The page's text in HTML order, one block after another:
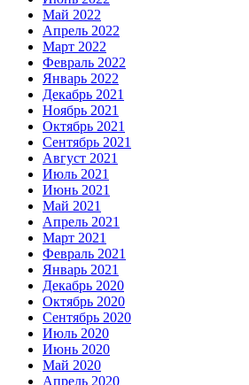
Май 2022
Апрель 2022
Март 2022
Февраль 2022
Январь 2022
Декабрь 2021
Ноябрь 2021
Октябрь 2021
Сентябрь 2021
Август 2021
Июль 2021
Июнь 2021
Май 2021
Апрель 2021
Март 2021
Февраль 2021
Январь 2021
Декабрь 2020
Октябрь 2020
Сентябрь 2020
Июль 2020
Июнь 2020
Май 2020
Апрель 2020